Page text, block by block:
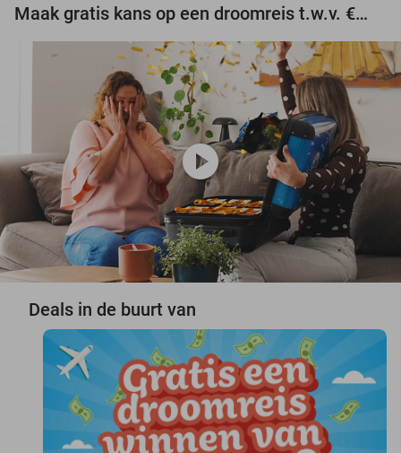
Maak gratis kans op een droomreis t.w.v. €3.000!
play_circle
Deals in de buurt van